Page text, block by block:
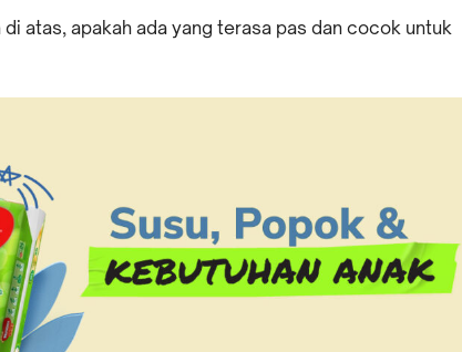
atas, apakah ada yang terasa pas dan cocok untuk